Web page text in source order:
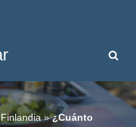
Finlandia»¿Cuánto